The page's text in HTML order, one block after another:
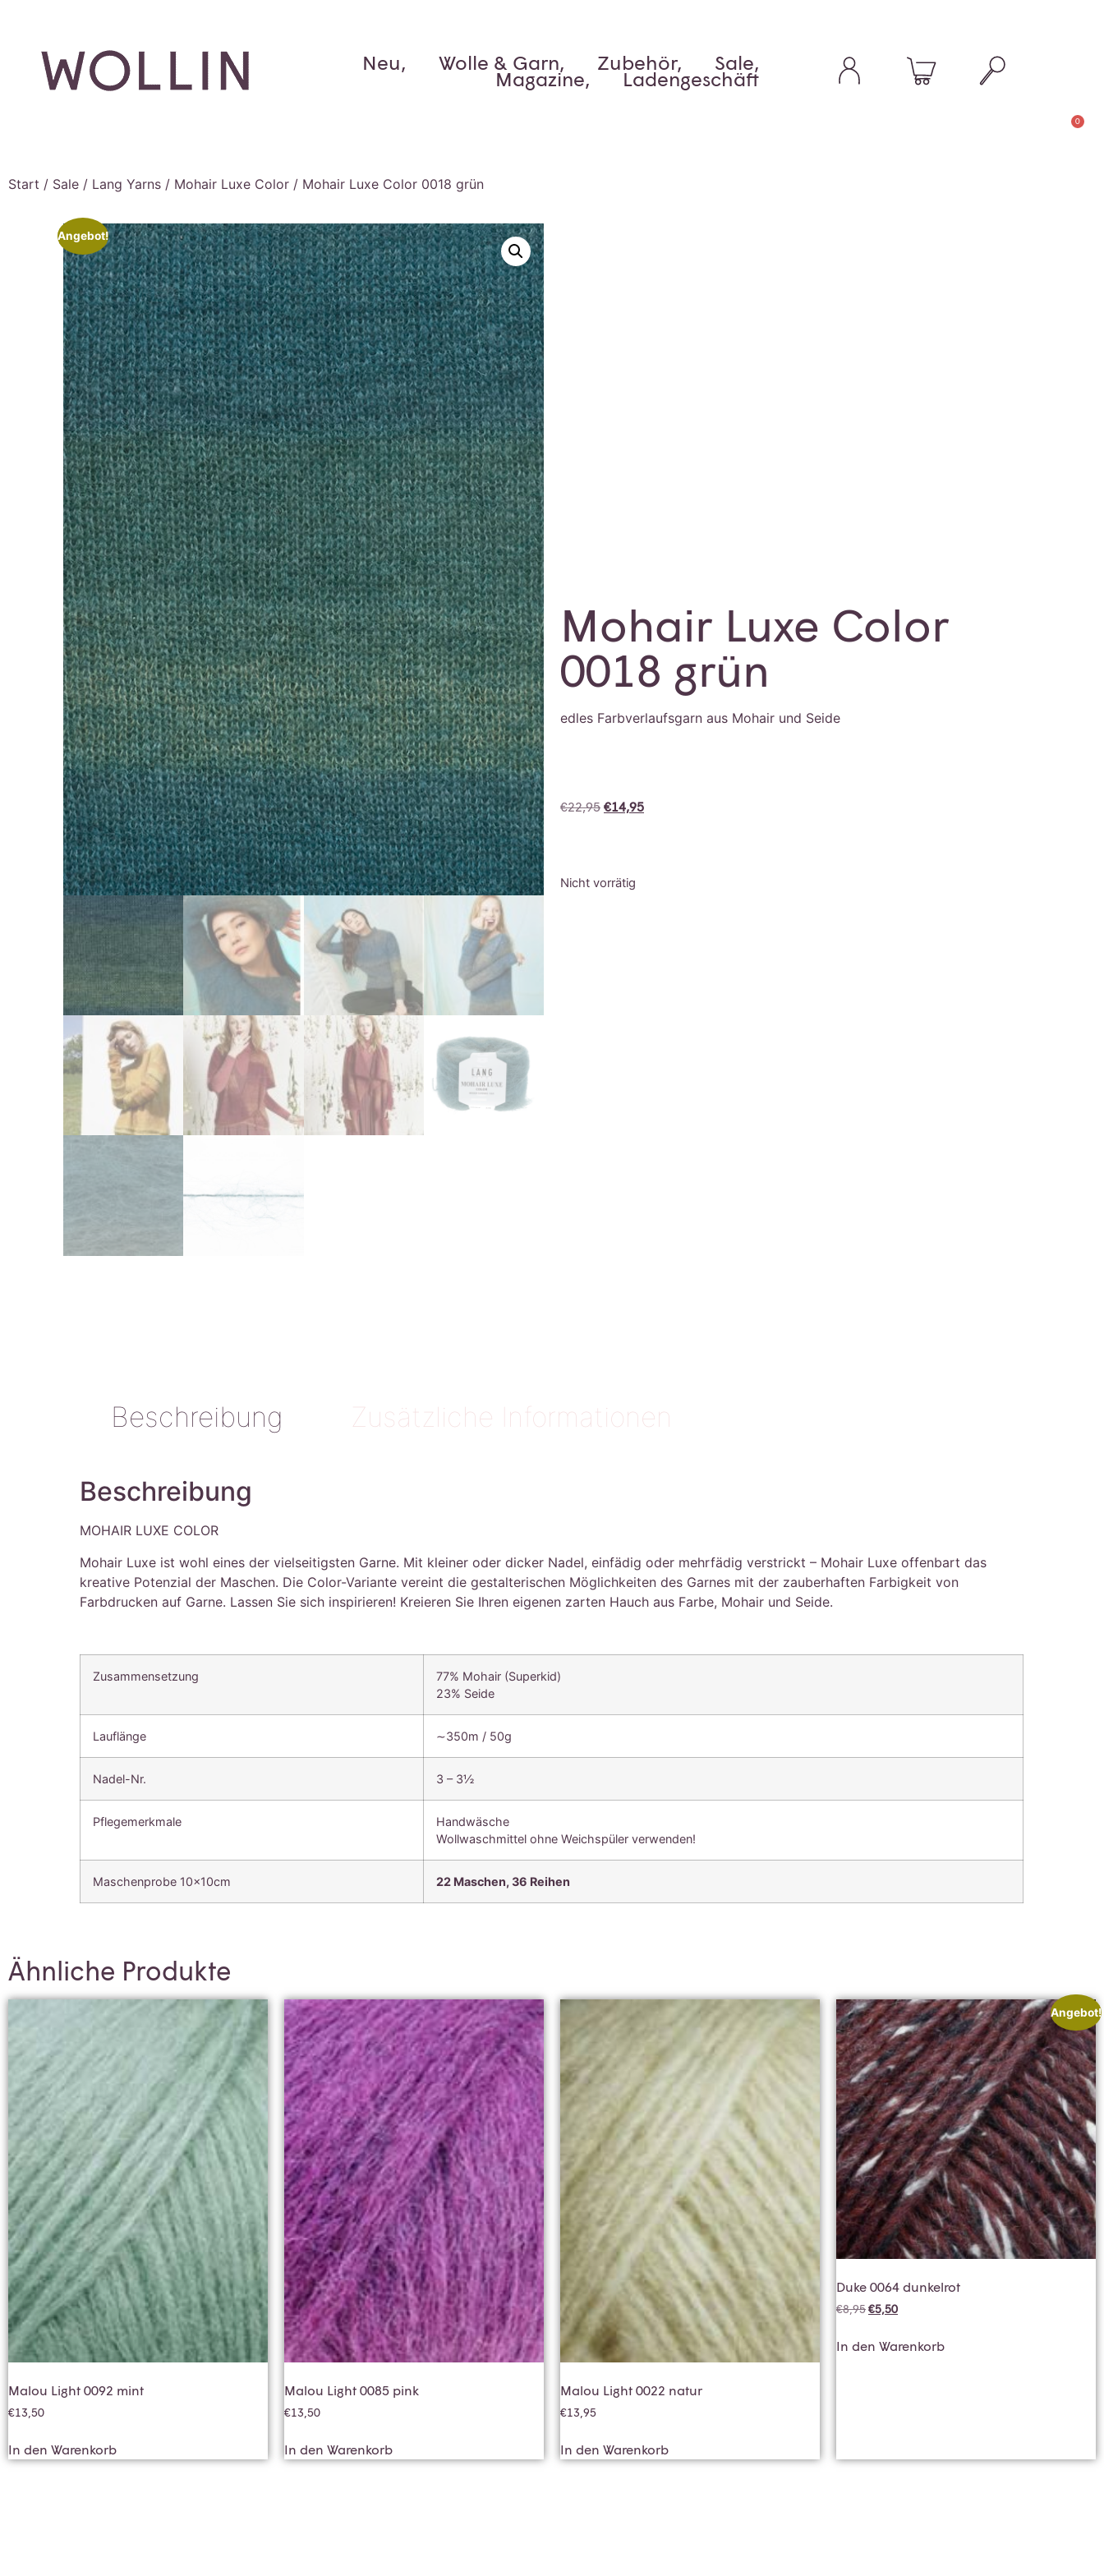
Neu, Wolle & Garn, Zubehör, Sale,
Magazine, Ladengeschäft
0
Start / Sale / Lang Yarns / Mohair Luxe Color / Mohair Luxe Color 0018 grün
Angebot!
Mohair Luxe Color
0018 grün
edles Farbverlaufsgarn aus Mohair und Seide
€22,95 €14,95
Nicht vorrätig
Beschreibung Zusätzliche Informationen
Beschreibung
MOHAIR LUXE COLOR
Mohair Luxe ist wohl eines der vielseitigsten Garne. Mit kleiner oder dicker Nadel, einfädig oder mehrfädig verstrickt – Mohair Luxe offenbart das
kreative Potenzial der Maschen. Die Color-Variante vereint die gestalterischen Möglichkeiten des Garnes mit der zauberhaften Farbigkeit von
Farbdrucken auf Garne. Lassen Sie sich inspirieren! Kreieren Sie Ihren eigenen zarten Hauch aus Farbe, Mohair und Seide.
Zusammensetzung
77% Mohair (Superkid)
23% Seide
Lauflänge ∼350m / 50g
Nadel-Nr. 3 – 3½
Pflegemerkmale
Handwäsche
Wollwaschmittel ohne Weichspüler verwenden!
Maschenprobe 10x10cm 22 Maschen, 36 Reihen
Ähnliche Produkte
Malou Light 0092 mint
€13,50
In den Warenkorb
Malou Light 0085 pink
€13,50
In den Warenkorb
Malou Light 0022 natur
€13,95
In den Warenkorb
Angebot!
Duke 0064 dunkelrot
€8,95€5,50
In den Warenkorb